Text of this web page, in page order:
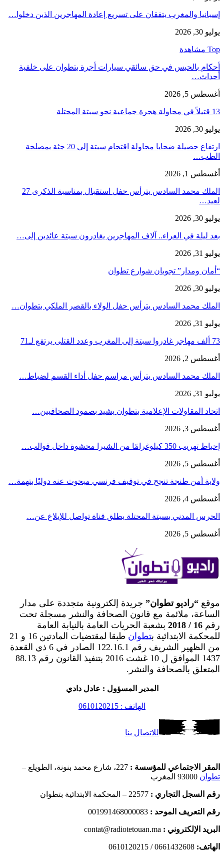
إسبانيا والمغرب يتفقان على تسريع إعادة المهاجرين الذين دخلوا…
يوليو 30, 2026
Top مشاهدة
أحكام بالحبس في حق سائقي سيارات أجرة بتطوان على خلفية
أحداث…
أغسطس 5, 2026
13 قتيلاً في محاولة هجرة جماعية نحو سبتة المحتلة
يوليو 30, 2026
ارتفاع حصيلة ضحايا محاولة اقتحام سبتة إلى 20 جثة بمصلحة
الطب…
أغسطس 1, 2026
الملك محمد السادس يترأس حفل استقبال بمناسبة الذكرى 27
لعيد…
يوليو 30, 2026
بعد ليلة في العراء.. آلاف المهاجرين يغادرون سبتة عائدين إلى…
يوليو 31, 2026
“أمان ومدار” تجوبان شوارع تطوان
يوليو 30, 2026
الملك محمد السادس يترأس حفل الولاء بالقصر الملكي بتطوان…
يوليو 31, 2026
73 ألف مهاجر غادروا سبتة إلى المغرب وعدد القتلى يرتفع لـ71
أغسطس 2, 2026
الملك محمد السادس يترأس مراسم حفل أداء القسم لضباط…
يوليو 31, 2026
اتحاد المقاولات الإعلامية بتطوان يشيد بصمود الصحافيين…
أغسطس 3, 2026
إحباط تهريب 350 كيلوغرامًا من الشيرا محشوة داخل قوالب…
أغسطس 5, 2026
ولاية أمن طنجة تنجح في توقيف فرنسي مبحوث عنه دوليًا بتهمة…
أغسطس 4, 2026
الحرس المدني بسبتة المحتلة يطلق قناة تواصل للإبلاغ عن…
أغسطس 5, 2026
موقع “راديو تطوان” جريدة إلكترونية متجددة على مدار
الساعة، ملائمة مع قانون الصحافة والنشر مسجلة تحت
رقم 16 / 2018
بشعبة الحريات العامة بالنيابة العامة
للمحكمة الابتدائية بتطوان
طبقا لمقتضيات المادتين 16 و 21
من الظهير الشريف رقم 122.16.1 الصادر في 6 ذي القعدة
1437 الموافق ل 10 غشت 2016 بتنفيذ القانون رقم 88.13
المتعلق بالصحافة والنشر.
المدير المسؤول : عادل دادي
الهاتف : 0610120215
للاتصال بنا
المقر الاجتماعي للمؤسسة : 227، شارع محمد بنونة، الطويلع –
تطوان
رقم السجل التجاري : 22577 – المحكمة الابتدائية بتطوان
رقم التعريف الموحد : 001991468000083
البريد الإلكتروني : contat@radiotetouan.ma
الهاتف: 0661432608 / 0610120215